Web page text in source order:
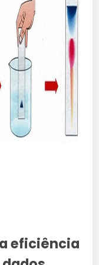
eficiência